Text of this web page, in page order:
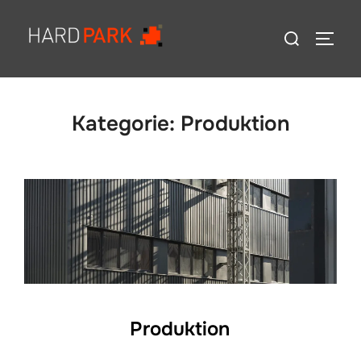
Inhalt
Suchen
Kategorie: Produktion
Produktion